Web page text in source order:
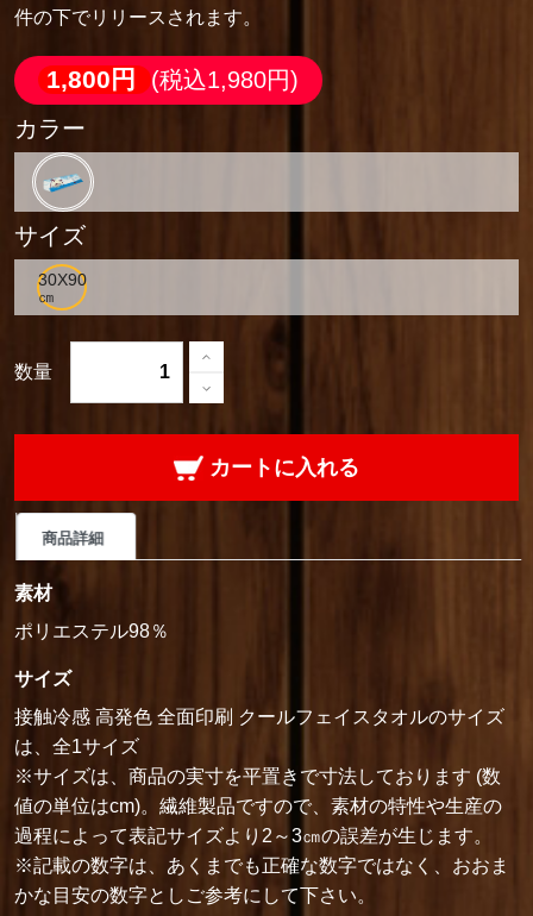
件の下でリリースされます。
1,800円
(税込1,980円)
カラー
サイズ
数量
カートに入れる
商品詳細
素材
ポリエステル98％
サイズ
接触冷感 高発色 全面印刷 クールフェイスタオルのサイズ
は、全1サイズ
※サイズは、商品の実寸を平置きで寸法しております (数
値の単位はcm)。繊維製品ですので、素材の特性や生産の
過程によって表記サイズより2～3㎝の誤差が生じます。
※記載の数字は、あくまでも正確な数字ではなく、おおま
かな目安の数字としご参考にして下さい。